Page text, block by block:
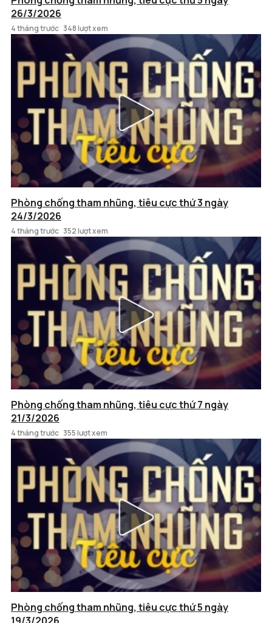
26/3/2026
4 tháng trước 348 lượt xem
Phòng chống tham nhũng, tiêu cực thứ 3 ngày
24/3/2026
4 tháng trước 352 lượt xem
Phòng chống tham nhũng, tiêu cực thứ 7 ngày
21/3/2026
4 tháng trước 355 lượt xem
Phòng chống tham nhũng, tiêu cực thứ 5 ngày